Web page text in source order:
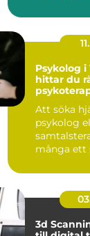
Psykolog i
hittar du
Att söka
psykolog
många ett
3d Scanning från